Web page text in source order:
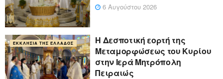
6 Αυγούστου 2026
ΕΚΚΛΗΣΊΑ ΤΗΣ ΕΛΛΆΔΟΣ
Η Δεσποτική εορτή της
Μεταμορφώσεως του Κυρίου
στην Ιερά Μητρόπολη
Πειραιώς